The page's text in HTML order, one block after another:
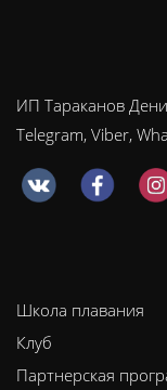
ИП Тараканов
Telegram, Viber,
Школа плавания
Клуб
Партнерская